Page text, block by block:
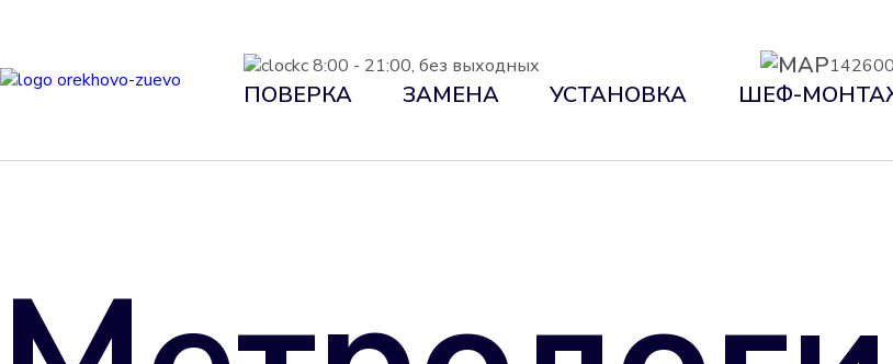
с 8:00 - 21:00, без выходных
ПОВЕРКА ЗАМЕНА УСТАНОВКА ШЕФ-